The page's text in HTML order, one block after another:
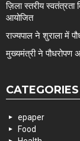
ज़िला स्तरीय
आयोजित
राज्यपाल ने शुराला में
मुख्यमंत्री ने पौधरोपण
CATEGORIES
epaper
Food